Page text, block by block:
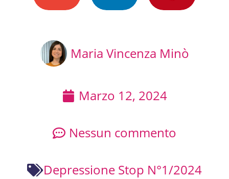
Maria Vincenza Minò
Marzo 12, 2024
Nessun commento
Depressione Stop N°1/2024